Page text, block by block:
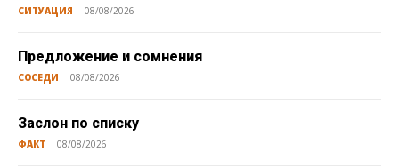
СИТУАЦИЯ 08/08/2026
Предложение и сомнения
СОСЕДИ 08/08/2026
Заслон по списку
ФАКТ 08/08/2026